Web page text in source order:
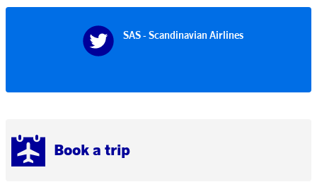
Book a trip
SAS - Scandinavian Airlines